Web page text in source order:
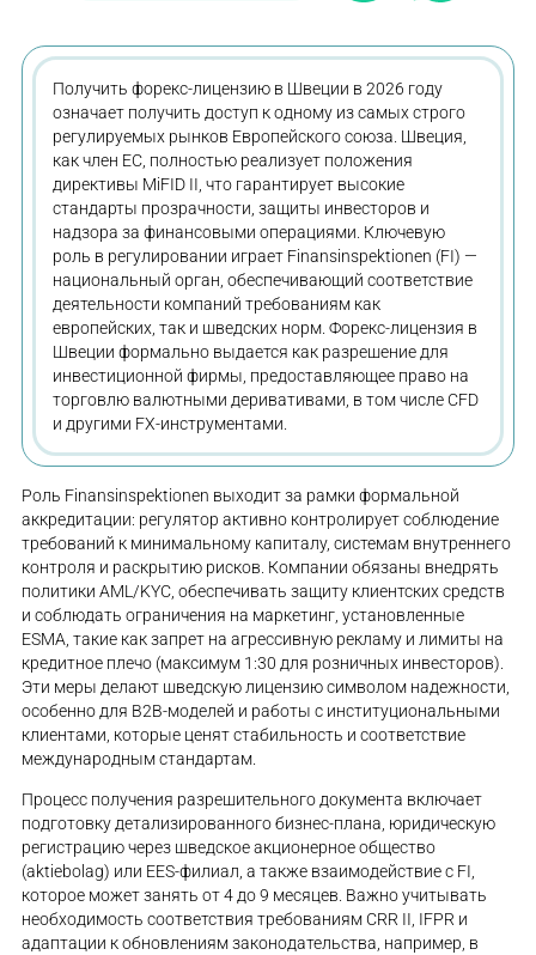
Получить форекс-лицензию в Швеции в 2026 году
означает получить доступ к одному из самых строго
регулируемых рынков Европейского союза. Швеция,
как член ЕС, полностью реализует положения
директивы MiFID II, что гарантирует высокие
стандарты прозрачности, защиты инвесторов и
надзора за финансовыми операциями. Ключевую
роль в регулировании играет Finansinspektionen (FI) —
национальный орган, обеспечивающий соответствие
деятельности компаний требованиям как
европейских, так и шведских норм. Форекс-лицензия в
Швеции формально выдается как разрешение для
инвестиционной фирмы, предоставляющее право на
торговлю валютными деривативами, в том числе CFD
и другими FX-инструментами.
Роль Finansinspektionen выходит за рамки формальной
аккредитации: регулятор активно контролирует соблюдение
требований к минимальному капиталу, системам внутреннего
контроля и раскрытию рисков. Компании обязаны внедрять
политики AML/KYC, обеспечивать защиту клиентских средств
и соблюдать ограничения на маркетинг, установленные
ESMA, такие как запрет на агрессивную рекламу и лимиты на
кредитное плечо (максимум 1:30 для розничных инвесторов).
Эти меры делают шведскую лицензию символом надежности,
особенно для B2B-моделей и работы с институциональными
клиентами, которые ценят стабильность и соответствие
международным стандартам.
Процесс получения разрешительного документа включает
подготовку детализированного бизнес-плана, юридическую
регистрацию через шведское акционерное общество
(aktiebolag) или EES-филиал, а также взаимодействие с FI,
которое может занять от 4 до 9 месяцев. Важно учитывать
необходимость соответствия требованиям CRR II, IFPR и
адаптации к обновлениям законодательства, например, в